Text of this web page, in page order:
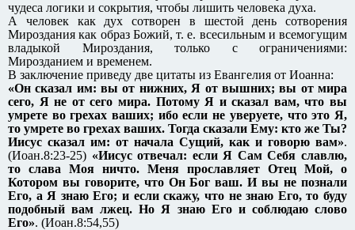
чудеса логики и сокрытия, чтобы лишить человека духа.
А человек как дух сотворен в шестой день сотворения
Мироздания как образ Божий, т. е. всесильным и всемогущим
владыкой Мироздания, только с ограничениями:
Мирозданием и временем.
В заключение приведу две цитаты из Евангелия от Иоанна:
«Он сказал им: вы от нижних, Я от вышних; вы от мира
сего, Я не от сего мира. Потому Я и сказал вам, что вы
умрете во грехах ваших; ибо если не уверуете, что это Я,
то умрете во грехах ваших. Тогда сказали Ему: кто же Ты?
Иисус сказал им: от начала Сущий, как и говорю вам».
(Иоан.8:23-25) «Иисус отвечал: если Я Сам Себя славлю,
то слава Моя ничто. Меня прославляет Отец Мой, о
Котором вы говорите, что Он Бог ваш. И вы не познали
Его, а Я знаю Его; и если скажу, что не знаю Его, то буду
подобный вам лжец. Но Я знаю Его и соблюдаю слово
Его». (Иоан.8:54,55)